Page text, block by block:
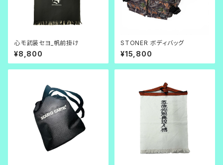
心モ武装セヨ_帆前掛け
¥8,800
STONER ボディバッグ
¥15,800